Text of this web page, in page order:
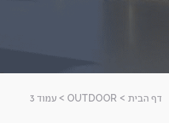
דף הבית >
OUTDOOR
> עמוד 3